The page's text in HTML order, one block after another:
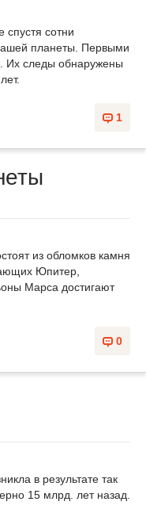
сотни
планеты. Первыми
Их следы обнаружены
1
из обломков камня
Юпитер,
Марса достигают
0
в ре­зультате так
15 млрд. лет назад.